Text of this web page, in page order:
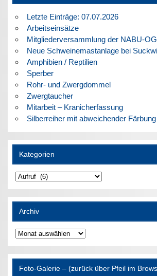
Letzte Einträge: 07.07.2026
Arbeitseinsätze
Mitgliederversammlung der NABU-OG
Neue Schweinemastanlage bei
Amphibien / Reptilien
Sperber
Rohr- und Zwergdommel
Zwergtaucher
Mitarbeit – Kranicherfassung
Silberreiher mit abweichender Färbung
Kategorien
Kategorien
Archiv
Archiv
Foto-Galerie – (zurück über Pfeil im